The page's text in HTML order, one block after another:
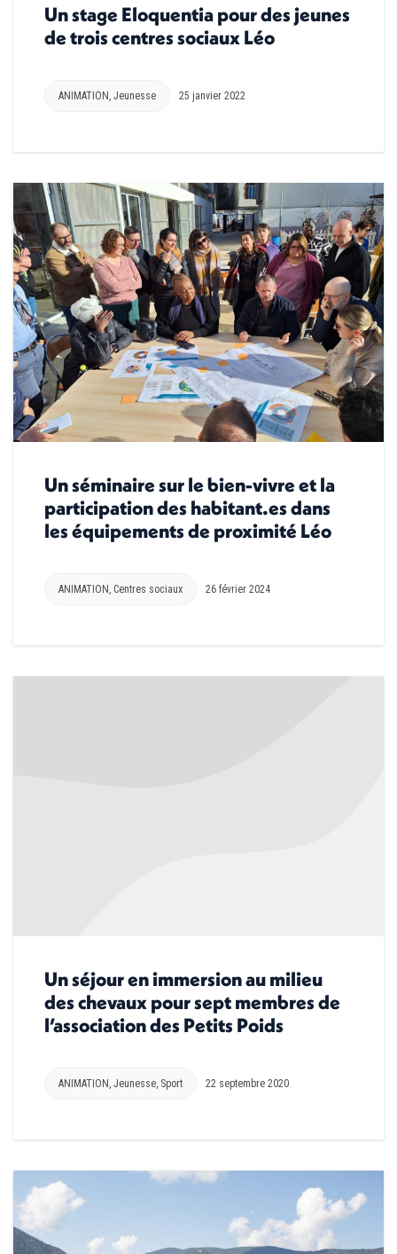
Un stage Eloquentia pour des jeunes
de trois centres sociaux Léo
ANIMATION Jeunesse 25 janvier 2022
Un séminaire sur le bien-vivre et la
participation des habitant.es dans
les équipements de proximité Léo
ANIMATION , Centres sociaux 26 février 2024
Un séjour en immersion au milieu
des chevaux pour sept membres de
l’association des Petits Poids
ANIMATION , Jeunesse, Sport 22 septembre 2020